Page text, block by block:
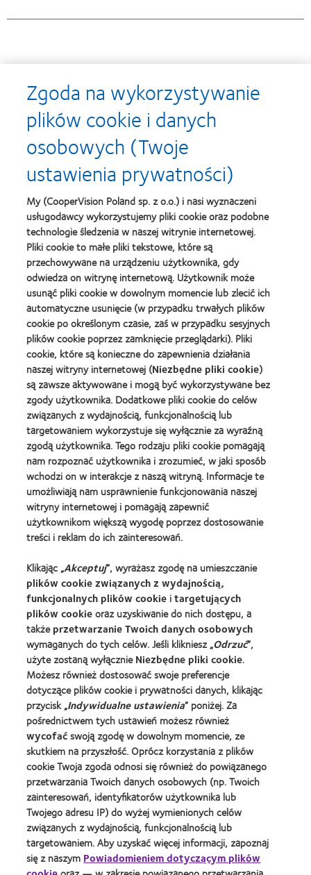
Nagrody
Learn
more
about
Soczewki
-
nagroda
dla
najlepszego
produktu
Silmo
d'Or
(2013)
Learn
more
about
Contact
Product
of
the
Year
(2013)
Learn
more
about
Best
Companies
for
Leaders
2010
i
2012
(2012)
Learn
more
about
2012
REBRAND
100®
Global
Award
(2012)
Learn
more
about
Lider
kontaktologii
Learn
more
about
Fundacja
Anny
Dymnej
Learn
more
about
BCLA
Industry
Award
Nasze Produkty
Znajdź soczewki dla siebie
Technologia soczewek kontaktowych
Znajdz Specjaliste
Soczewki kontaktowe i wzrok
Nowy użytkownik
Doświadczony użytkownik
Blog
O Nas
Kariera
Wiadomości globalne
Kontakt
Prawny
Polityka prywatności
Zgoda na wykorzystywanie
plików cookie i danych
osobowych (Twoje
ustawienia prywatności)
My (CooperVision Poland sp. z o.o.) i nasi wyznaczeni
usługodawcy wykorzystujemy pliki cookie oraz podobne
technologie śledzenia w naszej witrynie internetowej.
Pliki cookie to małe pliki tekstowe, które są
przechowywane na urządzeniu użytkownika, gdy
odwiedza on witrynę internetową. Użytkownik może
usunąć pliki cookie w dowolnym momencie lub zlecić ich
automatyczne usunięcie (w przypadku trwałych plików
cookie po określonym czasie, zaś w przypadku sesyjnych
plików cookie poprzez zamknięcie przeglądarki). Pliki
cookie, które są konieczne do zapewnienia działania
naszej witryny internetowej (Niezbędne pliki cookie)
są zawsze aktywowane i mogą być wykorzystywane bez
zgody użytkownika. Dodatkowe pliki cookie do celów
związanych z wydajnością, funkcjonalnością lub
targetowaniem wykorzystuje się wyłącznie za wyraźną
zgodą użytkownika. Tego rodzaju pliki cookie pomagają
nam rozpoznać użytkownika i zrozumieć, w jaki sposób
wchodzi on w interakcje z naszą witryną. Informacje te
umożliwiają nam usprawnienie funkcjonowania naszej
witryny internetowej i pomagają zapewnić
użytkownikom większą wygodę poprzez dostosowanie
treści i reklam do ich zainteresowań.
Klikając „Akceptuj”, wyrażasz zgodę na umieszczanie
plików cookie związanych z wydajnością,
funkcjonalnych plików cookie itargetujących
plików cookieoraz uzyskiwanie do nich dostępu, a
takżeprzetwarzanie Twoich danych osobowych
wymaganych do tych celów. Jeśli klikniesz „Odrzuć”,
użyte zostaną wyłącznieNiezbędne pliki cookie.
Możesz również dostosować swoje preferencje
dotyczące plików cookie i prywatności danych, klikając
przycisk „Indywidualne ustawienia” poniżej. Za
pośrednictwem tych ustawień możesz również
wycofaćswoją zgodę w dowolnym momencie, ze
skutkiem na przyszłość. Oprócz korzystania z plików
cookie Twoja zgoda odnosi się również do powiązanego
przetwarzania Twoich danych osobowych (np. Twoich
zainteresowań, identyfikatorów użytkownika lub
Twojego adresu IP) do wyżej wymienionych celów
związanych z wydajnością, funkcjonalnością lub
targetowaniem. Aby uzyskać więcej informacji, zapoznaj
się z naszym Powiadomieniem dotyczącym plików